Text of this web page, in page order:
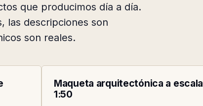
que producimos día a día.
las descripciones son
son reales.
002
Maqueta arquitectónica a escala
1:50